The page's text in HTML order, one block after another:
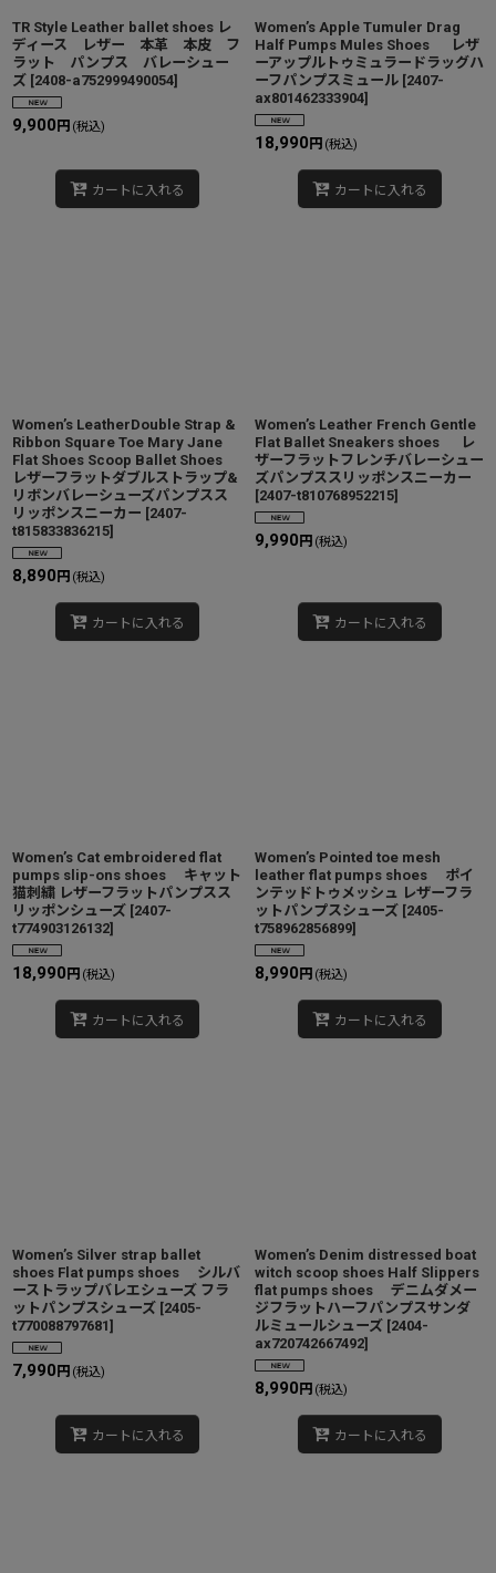
TR Style Leather ballet shoes レ
ディース レザー 本革 本皮 フ
ラット パンプス バレーシュー
ズ [2408-a752999490054]
9,900 円 (税込)
カートに入れる
Women’s Apple Tumuler Drag
Half Pumps Mules Shoes レザ
ーアップルトゥミュラードラッグハ
ーフパンプスミュール [2407-
ax801462333904]
18,990 円 (税込)
カートに入れる
Women’s LeatherDouble Strap &
Ribbon Square Toe Mary Jane
Flat Shoes Scoop Ballet Shoes
レザーフラットダブルストラップ&
リボンバレーシューズパンプスス
リッポンスニーカー [2407-
t815833836215]
8,890 円 (税込)
カートに入れる
Women’s Leather French Gentle
Flat Ballet Sneakers shoes レ
ザーフラットフレンチバレーシュー
ズパンプススリッポンスニーカー
[2407-t810768952215]
9,990 円 (税込)
カートに入れる
Women’s Cat embroidered flat
pumps slip-ons shoes キャット
猫刺繍 レザーフラットパンプスス
リッポンシューズ [2407-
t774903126132]
18,990 円 (税込)
カートに入れる
Women’s Pointed toe mesh
leather flat pumps shoes ポイ
ンテッドトゥメッシュ レザーフラ
ットパンプスシューズ [2405-
t758962856899]
8,990 円 (税込)
カートに入れる
Women’s Silver strap ballet
shoes Flat pumps shoes シルバ
ーストラップバレエシューズ フラ
ットパンプスシューズ [2405-
t770088797681]
7,990 円 (税込)
カートに入れる
Women’s Denim distressed boat
witch scoop shoes Half Slippers
flat pumps shoes デニムダメー
ジフラットハーフパンプスサンダ
ルミュールシューズ [2404-
ax720742667492]
8,990 円 (税込)
カートに入れる